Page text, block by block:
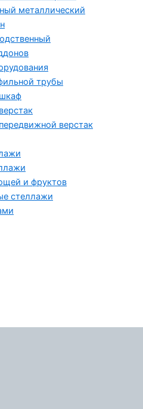
металлический
трубы
верстак
и фруктов
стеллажи